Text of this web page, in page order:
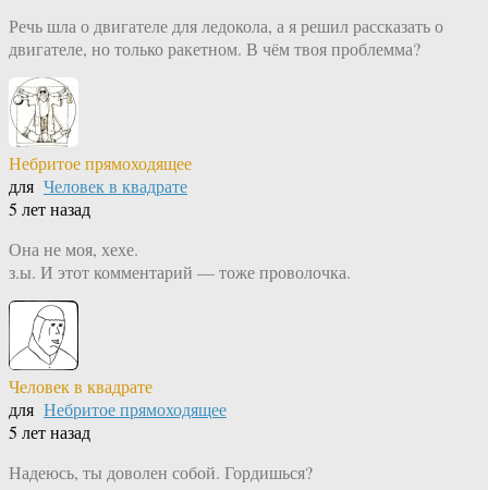
Речь шла о двигателе для ледокола, а я решил рассказать о
двигателе, но только ракетном. В чём твоя проблемма?
Небритое прямоходящее
для Человек в квадрате
5 лет назад
Она не моя, хехе.
з.ы. И этот комментарий — тоже проволочка.
Человек в квадрате
для Небритое прямоходящее
5 лет назад
Надеюсь, ты доволен собой. Гордишься?